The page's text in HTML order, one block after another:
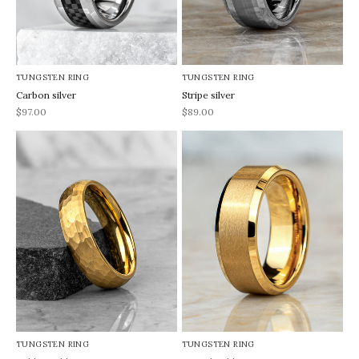
TUNGSTEN RING
Carbon silver
REA-pris
$97.00
TUNGSTEN RING
Stripe silver
REA-pris
$89.00
TUNGSTEN RING TUNGSTEN RING